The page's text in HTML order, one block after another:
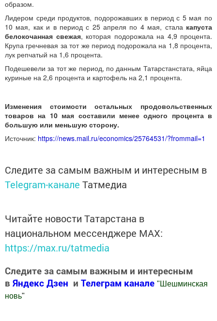
образом.
Лидером среди продуктов, подорожавших в период с 5 мая по
10 мая, как и в период с 25 апреля по 4 мая, стала капуста
белокочанная свежая, которая подорожала на 4,9 процента.
Крупа гречневая за тот же период подорожала на 1,8 процента,
лук репчатый на 1,6 процента.
Подешевели за тот же период, по данным Татарстанстата, яйца
куриные на 2,6 процента и картофель на 2,1 процента.
Изменения стоимости остальных продовольственных
товаров на 10 мая составили менее одного процента в
большую или меньшую сторону.
Источник: https://news.mail.ru/economics/25764531/?frommail=1
Следите за самым важным и интересным в
Telegram-канале Татмедиа
Читайте новости Татарстана в
национальном мессенджере MАХ:
https://max.ru/tatmedia
Следите за самым важным и интересным
в Яндекс Дзен и Телеграм канале "Шешминская
новь"